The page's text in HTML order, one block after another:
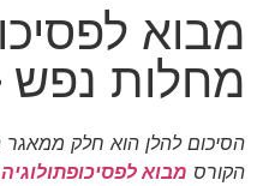
מבוא
מחלות נפש
הסיכום להלן הוא חלק ממאגר
הקורס מבוא לפסיכופתולוגיה